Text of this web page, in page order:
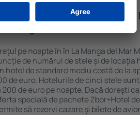
costă o noapte de cazare
pe noapte în în La Manga del Mar
de numărul de stele și de locaţia
hotel de standard mediu costă de la
de euro. Hotelurile de cinci stele
200 de euro pe noapte. Dacă doreşti
specială de pachete Zbor+Hotel
să rezervi cazare și bilete de